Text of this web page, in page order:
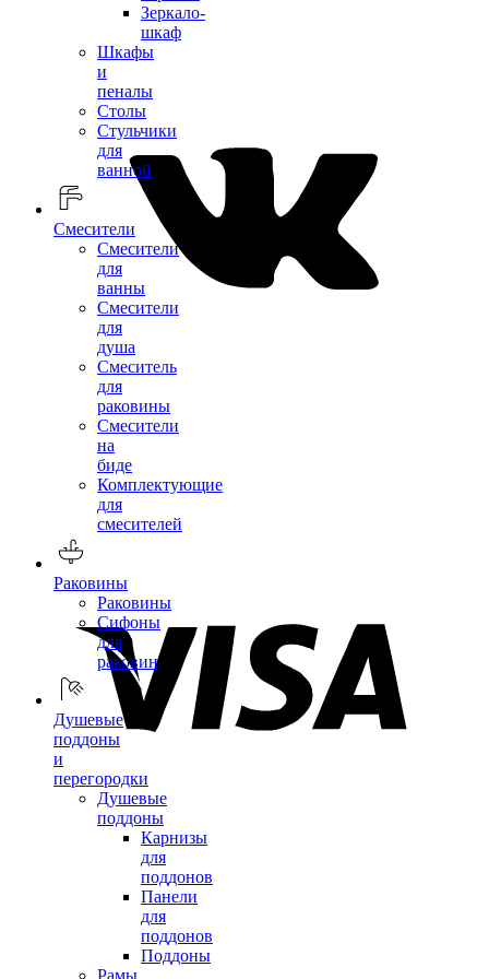
Зеркало-
шкаф
Шкафы
и
пеналы
Столы
Стульчики
для
ванной
Смесители
Смесители
для
ванны
Смесители
для
душа
Смеситель
для
раковины
Смесители
на
биде
Комплектующие
для
смесителей
Раковины
Раковины
Сифоны
для
раковин
Душевые
поддоны
и
перегородки
Душевые
поддоны
Карнизы
для
поддонов
Панели
для
поддонов
Поддоны